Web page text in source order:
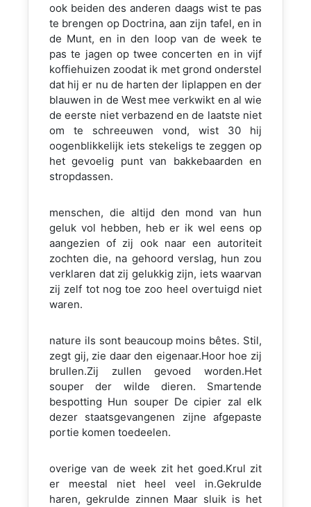
ook beiden des anderen daags wist te pas
te brengen op Doctrina, aan zijn tafel, en in
de Munt, en in den loop van de week te
pas te jagen op twee concerten en in vijf
koffiehuizen zoodat ik met grond onderstel
dat hij er nu de harten der liplappen en der
blauwen in de West mee verkwikt en al wie
de eerste niet verbazend en de laatste niet
om te schreeuwen vond, wist 30 hij
oogenblikkelijk iets stekeligs te zeggen op
het gevoelig punt van bakkebaarden en
stropdassen.
menschen, die altijd den mond van hun
geluk vol hebben, heb er ik wel eens op
aangezien of zij ook naar een autoriteit
zochten die, na gehoord verslag, hun zou
verklaren dat zij gelukkig zijn, iets waarvan
zij zelf tot nog toe zoo heel overtuigd niet
waren.
nature ils sont beaucoup moins bêtes. Stil,
zegt gij, zie daar den eigenaar.Hoor hoe zij
brullen.Zij zullen gevoed worden.Het
souper der wilde dieren. Smartende
bespotting Hun souper De cipier zal elk
dezer staatsgevangenen zijne afgepaste
portie komen toedeelen.
overige van de week zit het goed.Krul zit
er meestal niet heel veel in.Gekrulde
haren, gekrulde zinnen Maar sluik is het